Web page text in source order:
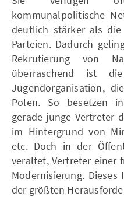
kommunalpolitische
deutlich stärker als
Parteien. Dadurch
Rekrutierung von
überraschend ist
Jugendorganisation,
Polen. So besetzen
gerade junge Vertreter
im Hintergrund von
etc. Doch in der
veraltet, Vertreter einer
Modernisierung.
der größten